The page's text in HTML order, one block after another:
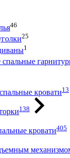
46
25
1
кровати13
138
кровати405